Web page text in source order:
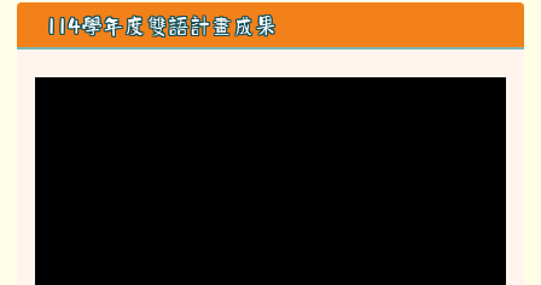
114學年度雙語計畫成果